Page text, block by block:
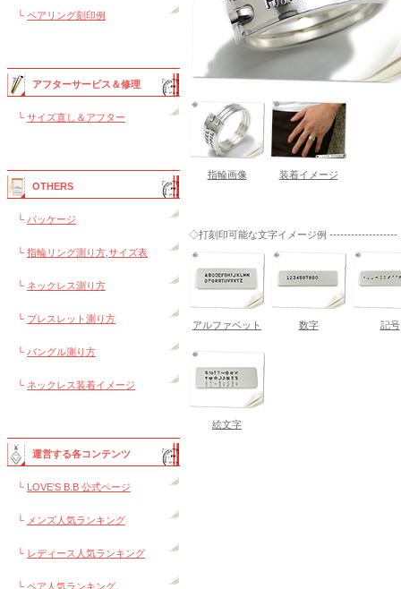
└ ペアリング刻印例
アフターサービス＆修理
└ サイズ直し＆アフター
OTHERS
└ パッケージ
└ 指輪リング測り方,サイズ表
└ ネックレス測り方
└ ブレスレット測り方
└ バングル測り方
└ ネックレス装着イメージ
運営する各コンテンツ
└ LOVE'S B.B 公式ページ
└ メンズ人気ランキング
└ レディース人気ランキング
└ ペア人気ランキング
指輪画像 装着イメージ
◇打刻印可能な文字イメージ例 -------------------
アルファベット 数字 記号
絵文字